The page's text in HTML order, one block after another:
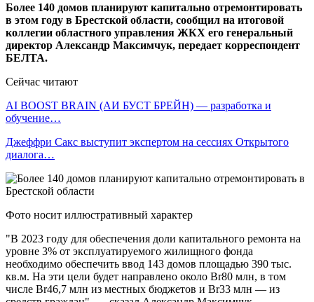
Более 140 домов планируют капитально отремонтировать
в этом году в Брестской области, сообщил на итоговой
коллегии областного управления ЖКХ его генеральный
директор Александр Максимчук, передает корреспондент
БЕЛТА.
Сейчас читают
AI BOOST BRAIN (АИ БУСТ БРЕЙН) — разработка и
обучение…
Джеффри Сакс выступит экспертом на сессиях Открытого
диалога…
Фото носит иллюстративный характер
"В 2023 году для обеспечения доли капитального ремонта на
уровне 3% от эксплуатируемого жилищного фонда
необходимо обеспечить ввод 143 домов площадью 390 тыс.
кв.м. На эти цели будет направлено около Br80 млн, в том
числе Br46,7 млн из местных бюджетов и Br33 млн — из